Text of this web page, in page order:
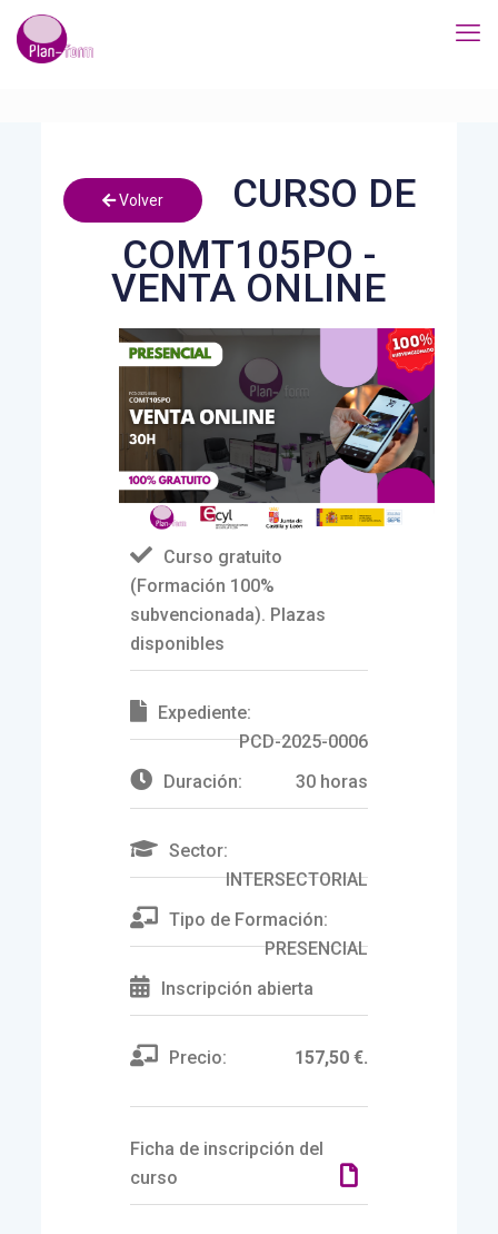
Volver
CURSO DE
COMT105PO -
VENTA ONLINE
Curso gratuito
(Formación 100%
subvencionada). Plazas
disponibles
Expediente:
PCD-2025-0006
Duración:
30 horas
Sector:
INTERSECTORIAL
Tipo de Formación:
PRESENCIAL
Inscripción abierta
Precio: 157,50 €.
Ficha de inscripción del
curso